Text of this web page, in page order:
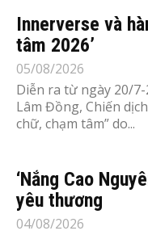
Innerverse và
tâm 2026’
05/08/2026
Diễn ra từ ngày 20/
Lâm Đồng, Chiến
chữ, chạm tâm” do...
‘Nắng Cao
yêu thương
04/08/2026